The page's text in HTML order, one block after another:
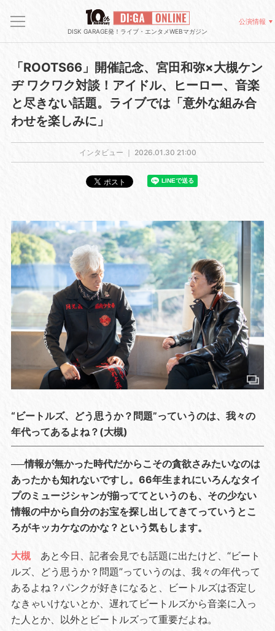
DISK GARAGE発！ライブ・エンタメWEBマガジン
公演情報
「ROOTS66」開催記念、宮田和弥×大槻ケン
ヂ ワクワク対談！アイドル、ヒーロー、音楽
と尽きない話題。ライブでは「意外な組み合
わせを楽しみに」
インタビュー ｜ 2026.01.30 21:00
“ビートルズ、どう思うか？問題”っていうのは、我々の
年代ってあるよね？(大槻)
──情報が無かった時代だからこその貪欲さみたいなのは
あったかも知れないですし。66年生まれにいろんなタイ
プのミュージシャンが揃っててというのも、その少ない
情報の中から自分のお宝を探し出してきてっていうとこ
ろがキッカケなのかな？という気もします。
大槻
あと今日、記者会見でも話題に出たけど、“ビート
ルズ、どう思うか？問題”っていうのは、我々の年代って
あるよね？パンクが好きになると、ビートルズは否定し
なきゃいけないとか、遅れてビートルズから音楽に入っ
た人とか、以外とビートルズって重要だよね。